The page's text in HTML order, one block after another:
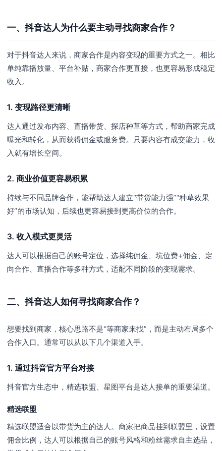
一、抖音达人为什么要主动寻找商家合作？
对于抖音达人来说，商家合作是内容变现的重要方式之一。相比
单纯靠播放量、平台补贴，商家合作更直接，也更容易形成稳定
收入。
1. 变现路径更清晰
达人通过发布内容、直播带货、探店种草等方式，帮助商家完成
曝光和转化，从而获得佣金或服务费。只要内容有成交能力，收
入就有增长空间。
2. 商业价值更容易积累
持续与不同品牌合作，能帮助达人建立“带货能力强”“种草效果
好”的市场认知，后续也更容易接到更高价位的合作。
3. 收入模式更灵活
达人可以根据自己的账号定位，选择纯佣金、坑位费+佣金、定
向合作、直播合作等多种方式，适配不同阶段的变现需求。
二、抖音达人如何寻找商家合作？
想要找到商家，核心思路不是“等商家来找”，而是主动布局多个
合作入口。通常可以从以下几个渠道入手。
1. 通过抖音官方平台对接
抖音官方生态中，精选联盟、星图平台是达人接单的重要渠道。
精选联盟
精选联盟适合以带货为主的达人。商家把商品挂到联盟里，设置
佣金比例，达人可以根据自己的账号风格和粉丝需求自主选品，